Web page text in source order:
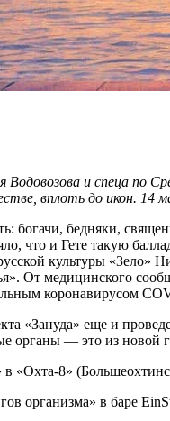
Водовозова и спеца по
вплоть до икон.
богачи, бедняки,
что и Гете такую
культуры «Зело»
От медицинского
коронавирусом
«Зануда» еще и
органы — это из новой
8»
организма» в баре